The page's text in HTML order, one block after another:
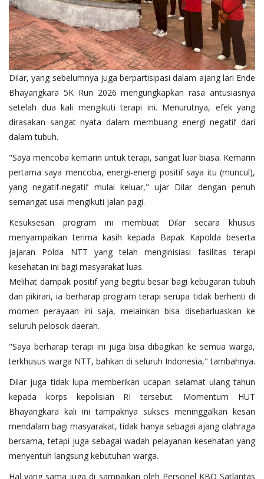
​Dilar, yang sebelumnya juga berpartisipasi dalam ajang lari Ende
Bhayangkara 5K Run 2026 mengungkapkan rasa antusiasnya
setelah dua kali mengikuti terapi ini. Menurutnya, efek yang
dirasakan sangat nyata dalam membuang energi negatif dari
dalam tubuh.
​"Saya mencoba kemarin untuk terapi, sangat luar biasa. Kemarin
pertama saya mencoba, energi-energi positif saya itu (muncul),
yang negatif-negatif mulai keluar," ujar Dilar dengan penuh
semangat usai mengikuti jalan pagi.
Kesuksesan program ini membuat Dilar secara khusus
menyampaikan terima kasih kepada Bapak Kapolda beserta
jajaran Polda NTT yang telah menginisiasi fasilitas terapi
kesehatan ini bagi masyarakat luas.
​Melihat dampak positif yang begitu besar bagi kebugaran tubuh
dan pikiran, ia berharap program terapi serupa tidak berhenti di
momen perayaan ini saja, melainkan bisa disebarluaskan ke
seluruh pelosok daerah.
​"Saya berharap terapi ini juga bisa dibagikan ke semua warga,
terkhusus warga NTT, bahkan di seluruh Indonesia," tambahnya.
Dilar juga tidak lupa memberikan ucapan selamat ulang tahun
kepada korps kepolisian RI tersebut. Momentum HUT
Bhayangkara kali ini tampaknya sukses meninggalkan kesan
mendalam bagi masyarakat, tidak hanya sebagai ajang olahraga
bersama, tetapi juga sebagai wadah pelayanan kesehatan yang
menyentuh langsung kebutuhan warga.
Hal yang sama juga di sampaikan oleh Personel KBO Satlantas